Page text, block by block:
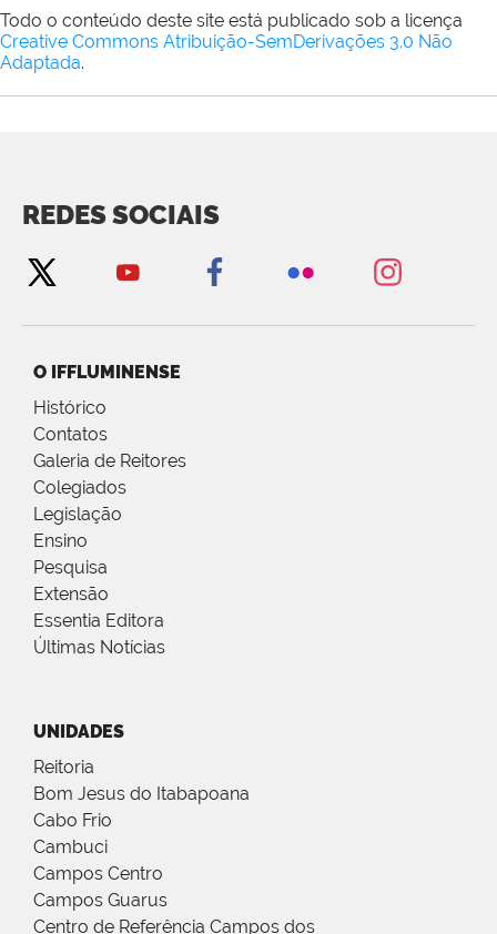
Todo o conteúdo deste site está publicado sob a licença
Creative Commons Atribuição-SemDerivações 3.0 Não
Adaptada.
REDES SOCIAIS
O IFFLUMINENSE
Histórico
Contatos
Galeria de Reitores
Colegiados
Legislação
Ensino
Pesquisa
Extensão
Essentia Editora
Últimas Notícias
UNIDADES
Reitoria
Bom Jesus do Itabapoana
Cabo Frio
Cambuci
Campos Centro
Campos Guarus
Centro de Referência Campos dos